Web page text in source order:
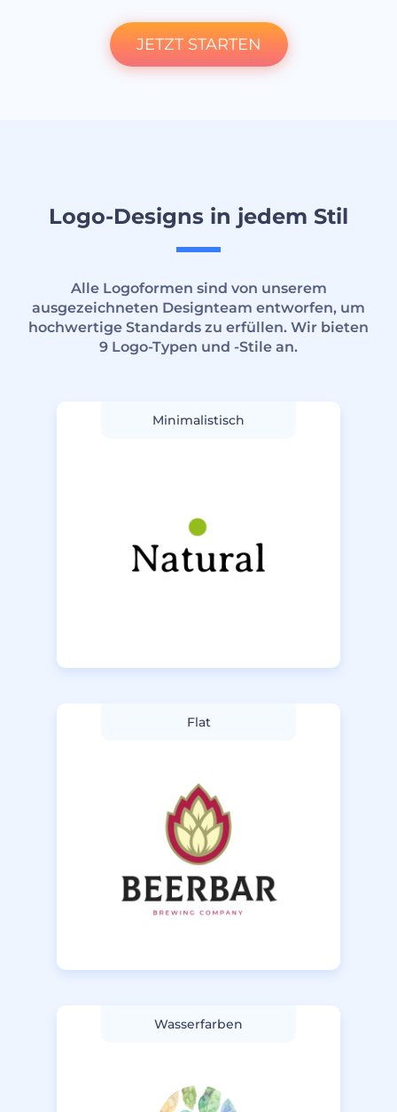
JETZT STARTEN
Logo-Designs in jedem Stil
Alle Logoformen sind von unserem
ausgezeichneten Designteam entworfen, um
hochwertige Standards zu erfüllen. Wir bieten
9 Logo-Typen und -Stile an.
Minimalistisch
Flat
Wasserfarben